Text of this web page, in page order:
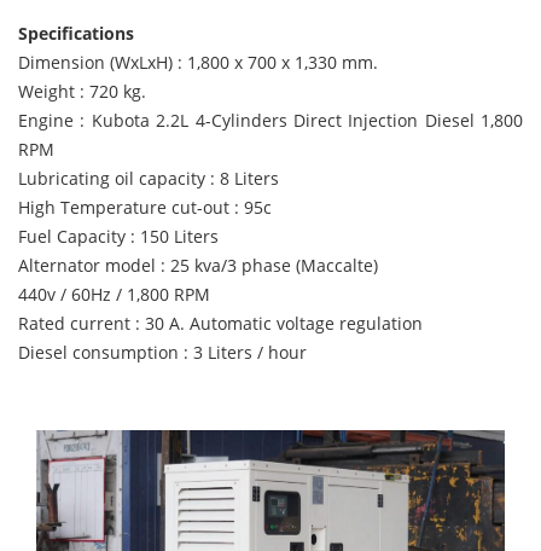
Specifications
Dimension (WxLxH) : 1,800 x 700 x 1,330 mm.
Weight : 720 kg.
Engine : Kubota 2.2L 4-Cylinders Direct Injection Diesel 1,800
RPM
Lubricating oil capacity : 8 Liters
High Temperature cut-out : 95c
Fuel Capacity : 150 Liters
Alternator model : 25 kva/3 phase (Maccalte)
440v / 60Hz / 1,800 RPM
Rated current : 30 A. Automatic voltage regulation
Diesel consumption : 3 Liters / hour